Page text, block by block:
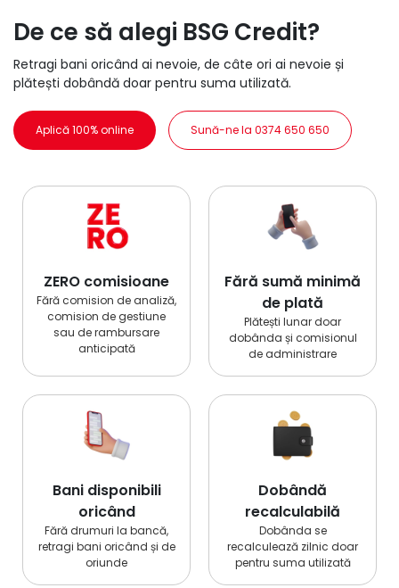
De ce să alegi BSG Credit?
Retragi bani oricând ai nevoie, de câte ori ai nevoie și
plătești dobândă doar pentru suma utilizată.
Aplică 100% online Sună-ne la 0374 650 650
ZERO comisioane
Fără comision de analiză,
comision de gestiune
sau de rambursare
anticipată
Fără sumă minimă
de plată
Plătești lunar doar
dobânda și comisionul
de administrare
Bani disponibili
oricând
Fără drumuri la bancă,
retragi bani oricând și de
oriunde
Dobândă
recalculabilă
Dobânda se
recalculează zilnic doar
pentru suma utilizată